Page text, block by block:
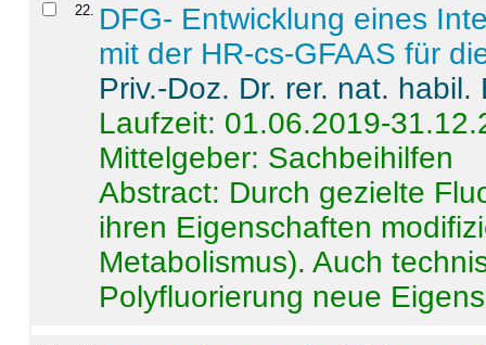
22
DFG- Entwicklung eines
mit der HR-cs-GFAAS für
Priv.-Doz. Dr. rer. nat.
Laufzeit: 01.06.2019-
Mittelgeber: Sachbeihilfen
Abstract: Durch gezielte
ihren Eigenschaften
Metabolismus). Auch
Polyfluorierung neue